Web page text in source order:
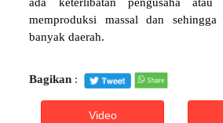
memproduksi massal dan
banyak daerah.
Bagikan :
Video